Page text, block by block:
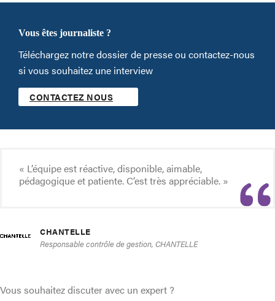
Vous êtes journaliste ?
Téléchargez notre dossier de presse ou contactez-nous
si vous souhaitez une interview
CONTACTEZ NOUS
« L’équipe est réactive, disponible, aimable,
pédagogique et patiente. C’est très appréciable. »
CHANTELLE
Responsable contrôle de gestion, CHANTELLE
Vous souhaitez discuter avec un expert ?